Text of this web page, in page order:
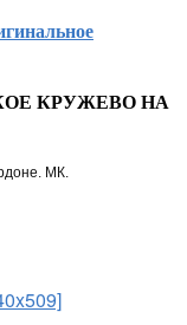
КРУЖЕВО НА
на бурдоне. МК.